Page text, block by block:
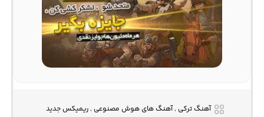
آهنگ ترکی , آهنگ های هوش مصنوعی , ریمیکس جدید